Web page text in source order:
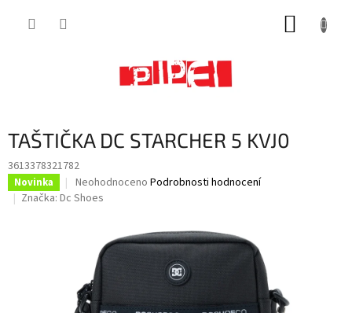
TAŠTIČKA DC STARCHER 5 KVJ0
3613378321782
Novinka
Průměrné
hodnocení
hvězdiček.
Neohodnoceno Podrobnosti hodnocení
Značka: Dc Shoes